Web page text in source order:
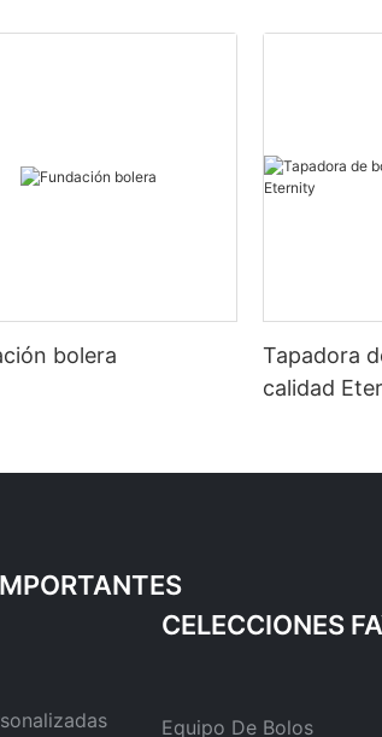
bolera
Tapadora
calidad
Equipo De Bolos